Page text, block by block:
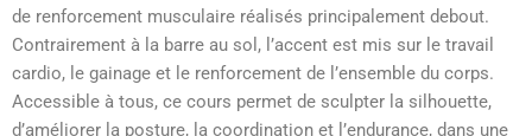
de renforcement musculaire réalisés principalement debout.
Contrairement à la barre au sol, l’accent est mis sur le travail
cardio, le gainage et le renforcement de l’ensemble du corps.
Accessible à tous, ce cours permet de sculpter la silhouette,
d’améliorer la posture, la coordination et l’endurance, dans une